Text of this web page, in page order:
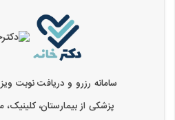
سامانه رزرو و دریافت نوبت
پزشکی از بیمارستان،